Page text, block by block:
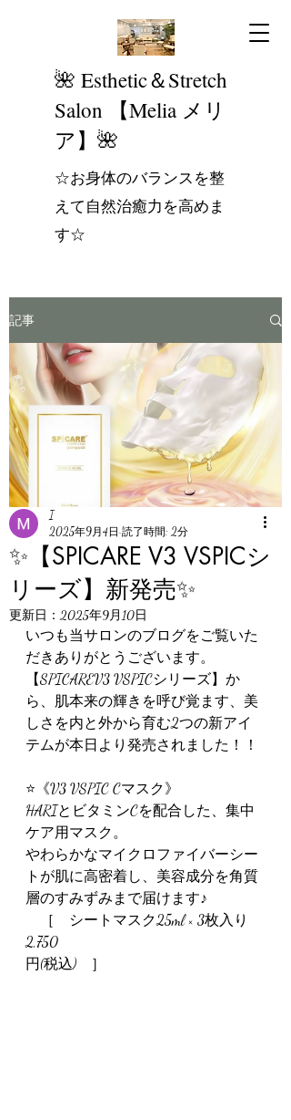
​🌺 Esthetic＆Stretch
Salon 【Melia メリ
ア】🌺
☆お身体のバランスを整
えて自然治癒力を高めま
す☆
記事
✨【SPICARE V3 VSPICシ
リーズ】新発売✨
I
2025年9月4日 読了時間: 2分
更新日： 2025年9月10日
いつも当サロンのブログをご覧いた
だきありがとうございます。
【SPICAREV3 VSPICシリーズ】か
ら、肌本来の輝きを呼び覚ます、美
しさを内と外から育む2つの新アイ
テムが本日より発売されました！！
⭐️《V3 VSPIC Cマスク》
HARIとビタミンCを配合した、集中
ケア用マスク。
やわらかなマイクロファイバーシー
トが肌に高密着し、美容成分を角質
層のすみずみまで届けます♪
［　シートマスク25ml × 3枚入り
2,750
円(税込)　］